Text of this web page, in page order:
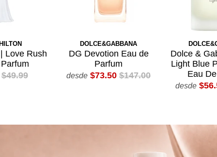
DOLCE&GABBANA
DG Devotion Eau de
Parfum
desde $73.50 $147.00
Dolce &
Light Blue
Eau
desde
Love Rush
$49.99